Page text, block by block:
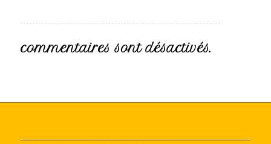
commentaires sont désactivés.